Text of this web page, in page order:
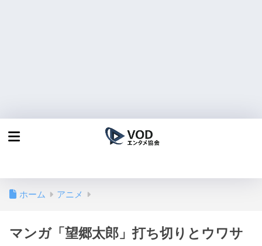
ホーム アニメ
マンガ「望郷太郎」打ち切りとウワサ